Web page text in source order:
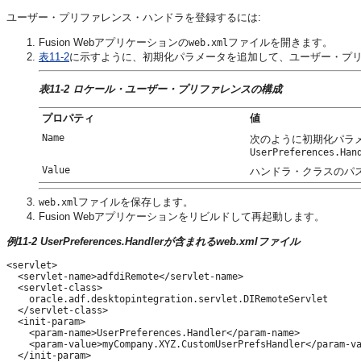
ユーザー・プリファレンス・ハンドラを登録するには:
Fusion Webアプリケーションのweb.xmlファイルを開きます。
表11-2に示すように、初期化パラメータを追加して、ユーザー・プ
表11-2 ロケール・ユーザー・プリファレンスの構成
プロパティ 値
Name 次のように初期化パラ
Value
ハンドラ・クラスのパ
web.xml ファイルを保存します。
Fusion Webアプリケーションをリビルドして再起動します。
例11-2 UserPreferences.Handlerが含まれるweb.xmlファイル
<servlet>
  <servlet-name>adfdiRemote</servlet-name>
  <servlet-class>
    oracle.adf.desktopintegration.servlet.DIRemoteServlet
  </servlet-class>
  <init-param>
    <param-name>UserPreferences.Handler</param-name>
<param-value>myCompany.XYZ.CustomUserPrefsHandler</param-
  </init-param>